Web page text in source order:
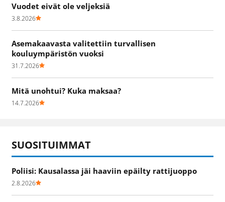
Vuodet eivät ole veljeksiä
3.8.2026
Asemakaavasta valitettiin turvallisen
kouluympäristön vuoksi
31.7.2026
Mitä unohtui? Kuka maksaa?
14.7.2026
SUOSITUIMMAT
Poliisi: Kausalassa jäi haaviin epäilty rattijuoppo
2.8.2026